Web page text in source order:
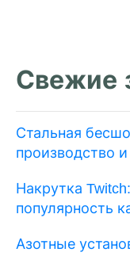
Свежие
Стальная
производство
Накрутка
популярность
Азотные